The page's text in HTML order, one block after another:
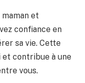
et
confiance en
sa vie. Cette
contribue à une
vous.